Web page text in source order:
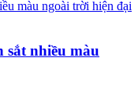
sắt nhiều màu